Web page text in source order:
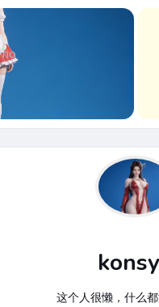
这个人很懒，什么